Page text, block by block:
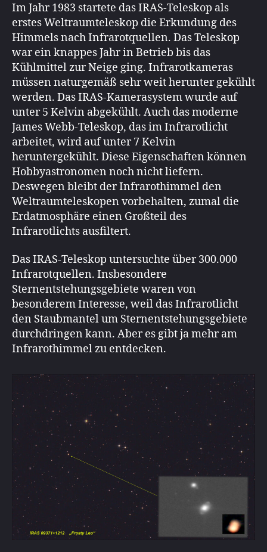
Im Jahr 1983 startete das IRAS-Teleskop als
erstes Weltraumteleskop die Erkundung des
Himmels nach Infrarotquellen. Das Teleskop
war ein knappes Jahr in Betrieb bis das
Kühlmittel zur Neige ging. Infrarotkameras
müssen naturgemäß sehr weit herunter gekühlt
werden. Das IRAS-Kamerasystem wurde auf
unter 5 Kelvin abgekühlt. Auch das moderne
James Webb-Teleskop, das im Infrarotlicht
arbeitet, wird auf unter 7 Kelvin
heruntergekühlt. Diese Eigenschaften können
Hobbyastronomen noch nicht liefern.
Deswegen bleibt der Infrarothimmel den
Weltraumteleskopen vorbehalten, zumal die
Erdatmosphäre einen Großteil des
Infrarotlichts ausfiltert.
Das IRAS-Teleskop untersuchte über 300.000
Infrarotquellen. Insbesondere
Sternentstehungsgebiete waren von
besonderem Interesse, weil das Infrarotlicht
den Staubmantel um Sternentstehungsgebiete
durchdringen kann. Aber es gibt ja mehr am
Infrarothimmel zu entdecken.